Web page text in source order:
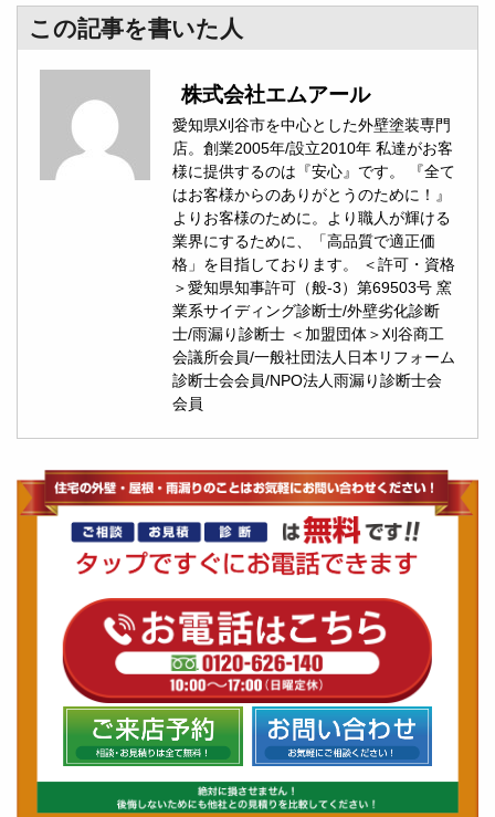
この記事を書いた人
株式会社エムアール
愛知県刈谷市を中心とした外壁塗装専門
店。創業2005年/設立2010年 私達がお客
様に提供するのは『安心』です。 『全て
はお客様からのありがとうのために！』
よりお客様のために。より職人が輝ける
業界にするために、「高品質で適正価
格」を目指しております。 ＜許可・資格
＞愛知県知事許可（般-3）第69503号 窯
業系サイディング診断士/外壁劣化診断
士/雨漏り診断士 ＜加盟団体＞刈谷商工
会議所会員/一般社団法人日本リフォーム
診断士会会員/NPO法人雨漏り診断士会
会員